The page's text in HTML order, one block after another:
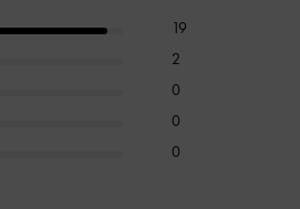
19
2
0
0
0